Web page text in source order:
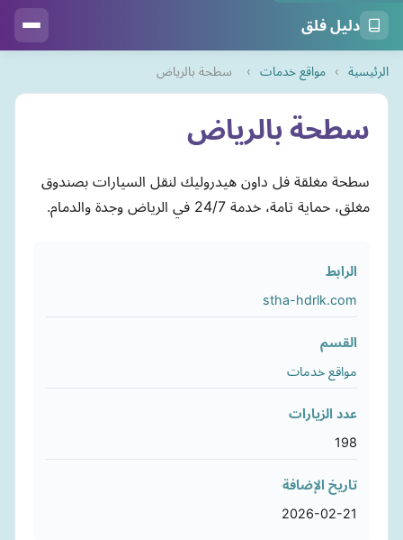
دليل فلق
الرئيسية › مواقع خدمات › سطحة بالرياض
سطحة بالرياض
سطحة مغلقة فل داون هيدروليك لنقل السيارات بصندوق
مغلق، حماية تامة، خدمة 24/7 في الرياض وجدة والدمام.
الرابط
stha-hdrlk.com
القسم
مواقع خدمات
عدد الزيارات
198
تاريخ الإضافة
2026-02-21